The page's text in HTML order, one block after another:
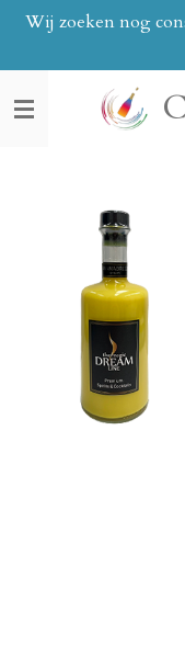
Ga
naar
de
hoofdinhoud
Wij zoeken nog